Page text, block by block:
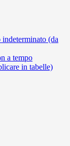
indeterminato (da
a tempo
in tabelle)